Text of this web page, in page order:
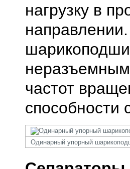
нагрузку в
частот
способности
Одинарный упорный